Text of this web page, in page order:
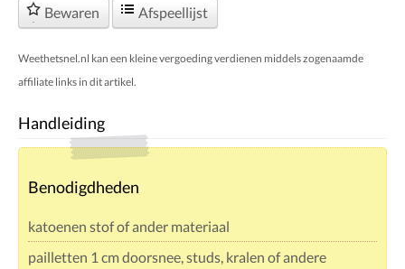
Bewaren Afspeellijst
Weethetsnel.nl kan een kleine vergoeding verdienen middels zogenaamde
affiliate links in dit artikel.
Handleiding
Benodigdheden
katoenen stof of ander materiaal
pailletten 1 cm doorsnee, studs, kralen of andere